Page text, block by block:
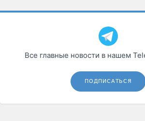
Все главные новости в нашем
ПОДПИСАТЬСЯ